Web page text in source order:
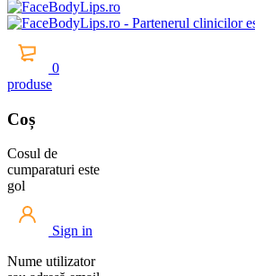
0
produse
Coș
Cosul de
cumparaturi este
gol
Sign in
Nume utilizator